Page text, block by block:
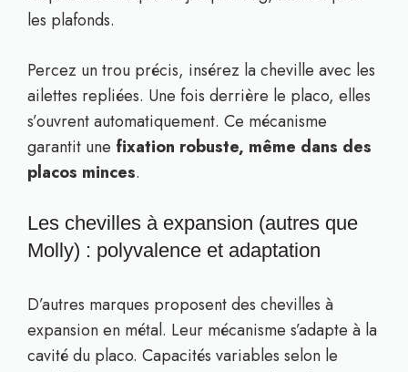
les plafonds.
Percez un trou précis, insérez la cheville avec les
ailettes repliées. Une fois derrière le placo, elles
s’ouvrent automatiquement. Ce mécanisme
garantit une fixation robuste, même dans des
placos minces.
Les chevilles à expansion (autres que
Molly) : polyvalence et adaptation
D’autres marques proposent des chevilles à
expansion en métal. Leur mécanisme s’adapte à la
cavité du placo. Capacités variables selon le